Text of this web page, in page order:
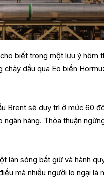
biết trong một lưu ý hôm
chảy dầu qua Eo biển
Brent sẽ duy trì ở mức 60
hàng. Thỏa thuận
làn sóng bắt giữ và hành
mà nhiều người lo ngại là